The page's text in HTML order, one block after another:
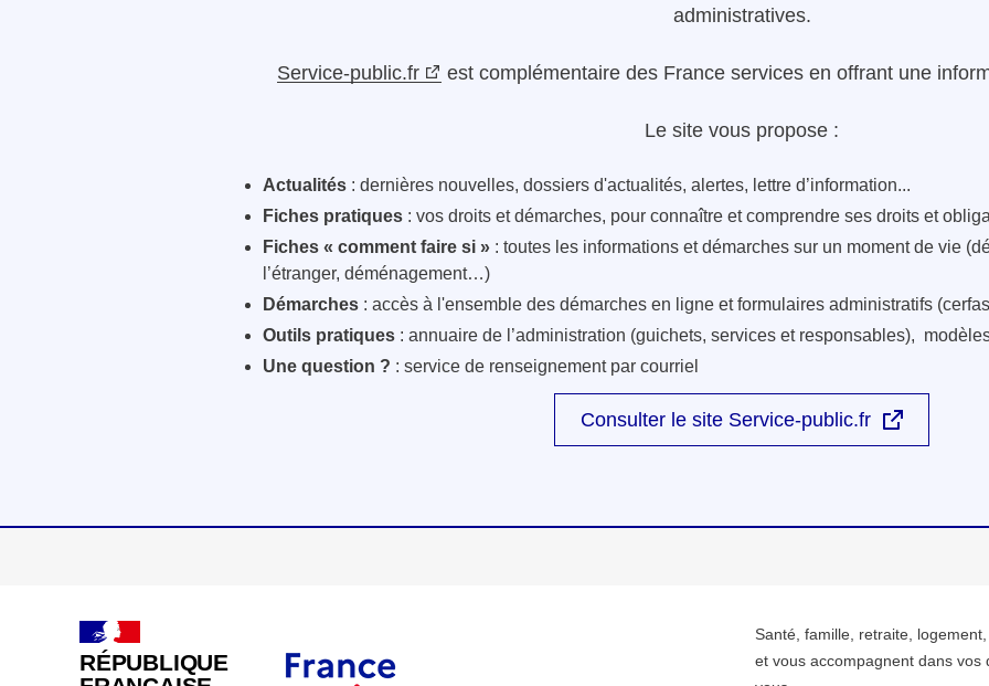
administratives.
Service-public.fr est complémentaire des France services en offrant une
Le site vous propose :
Actualités : dernières nouvelles, dossiers d'actualités, alertes, lettre d’information...
Fiches pratiques : vos droits et démarches, pour connaître et comprendre ses droits et
Fiches « comment faire si » : toutes les informations et démarches sur un moment de vie
l’étranger, déménagement…)
Démarches : accès à l'ensemble des démarches en ligne et formulaires administratifs
Outils pratiques : annuaire de l’administration (guichets, services et responsables),
Une question ? : service de renseignement par courriel
Consulter le site Service-public.fr
RÉPUBLIQUE
Santé, famille, retraite,
et vous accompagnent dans